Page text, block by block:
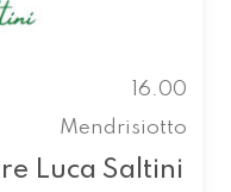
16.00
Mendrisiotto
Luca Saltini